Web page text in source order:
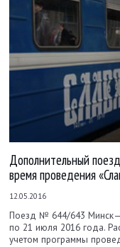
Дополнительный
время проведения
12.05.2016
Поезд № 644/643
по 21 июля 2016 года.
учетом программы